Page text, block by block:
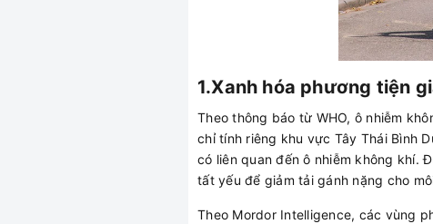
1.Xanh hóa phương tiện
Theo thông báo từ WHO, ô nhiễm
chỉ tính riêng khu vực Tây Thái Bình
có liên quan đến ô nhiễm không khí.
tất yếu để giảm tải gánh nặng cho
Theo Mordor Intelligence, các vùng